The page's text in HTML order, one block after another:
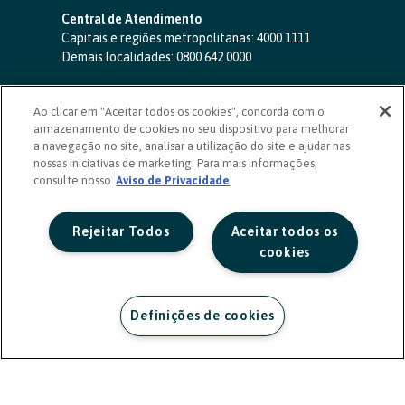
Central de Atendimento
Capitais e regiões metropolitanas: 4000 1111
Demais localidades: 0800 642 0000
SAC 24 horas-0800 724 4420
Ouvidoria
0800 725 0996
(de segunda a sexta, das 8h às 20h)
ouvidoriasicoob.com.br
Deficientes auditivos ou de fala
Ao clicar em "Aceitar todos os cookies", concorda com o
armazenamento de cookies no seu dispositivo para melhorar
a navegação no site, analisar a utilização do site e ajudar nas
nossas iniciativas de marketing. Para mais informações,
consulte nosso Aviso de Privacidade
Aceitar todos os
cookies
Rejeitar Todos
Definições de cookies